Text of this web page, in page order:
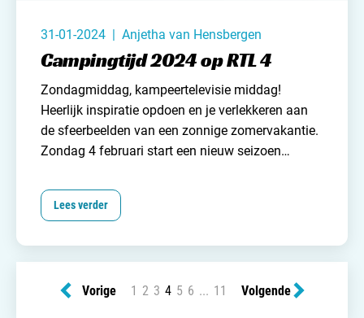
31-01-2024 | Anjetha van Hensbergen
Campingtijd 2024 op RTL 4
Zondagmiddag, kampeertelevisie middag!
Heerlijk inspiratie opdoen en je verlekkeren aan
de sfeerbeelden van een zonnige zomervakantie.
Zondag 4 februari start een nieuw seizoen
bezoeken ze dit seizoen en wat kan je nog meer
verwachten? We lichten alvast een tipje van de
Lees verder
Vorige 1 2 3 4 5 6 ... 11 Volgende